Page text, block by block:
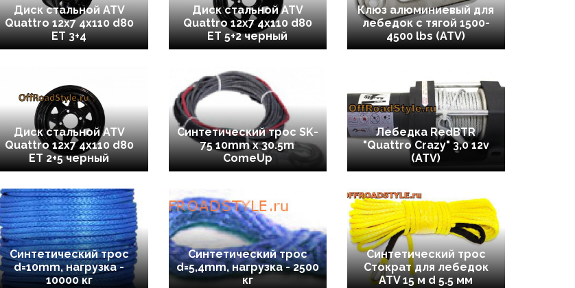
Диск стальной ATV
Quattro 12x7 4x110 d80
ET 3+4
Диск стальной ATV
Quattro 12x7 4x110 d80
ET 5+2 черный
Клюз алюминиевый для
лебедок с тягой 1500-
4500 lbs (ATV)
Диск стальной ATV
Quattro 12x7 4x110 d80
ET 2+5 черный
Cинтетический трос SK-
75 10mm x 30.5m
ComeUp
Лебедка RedBTR
"Quattro Crazy" 3,0 12v
(ATV)
Синтетический трос
d=10mm, нагрузка -
10000 кг
Синтетический трос
d=5,4mm, нагрузка - 2500
кг
Синтетический трос
Стократ для лебедок
ATV 15 м d 5.5 мм